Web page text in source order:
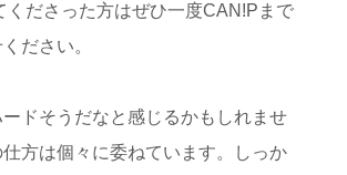
くださった方はぜひ一度CAN!P まで
ださい。
ドそうだなと感じるかもしれませ
方は個々に委ねています。しっか